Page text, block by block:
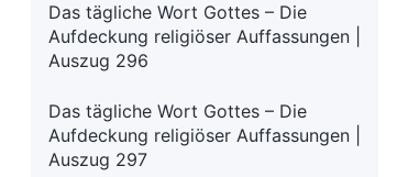
Das tägliche Wort Gottes – Die
Aufdeckung religiöser Auffassungen |
Auszug 296
Das tägliche Wort Gottes – Die
Aufdeckung religiöser Auffassungen |
Auszug 297